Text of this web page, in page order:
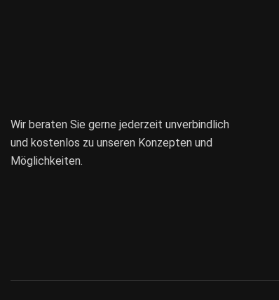
Wir beraten Sie gerne jederzeit unverbindlich
und kostenlos zu unseren Konzepten und
Möglichkeiten.